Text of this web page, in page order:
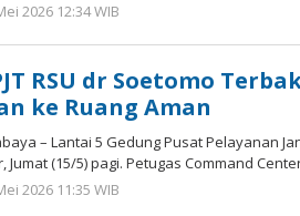
2026 12:34 WIB
RSU dr Soetomo
ke Ruang Aman
– Lantai 5 Gedung Pusat Pelayanan
(15/5) pagi. Petugas Command
2026 11:35 WIB